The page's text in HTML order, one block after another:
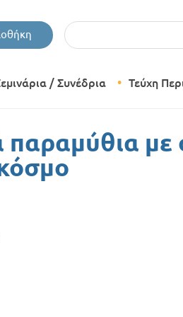
/ Συνέδρια Τεύχη
παραμύθια με